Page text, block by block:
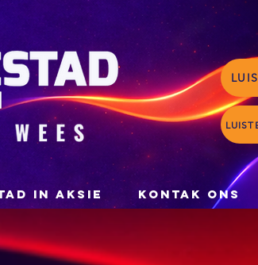
IN AKSIE KONTAK ONS